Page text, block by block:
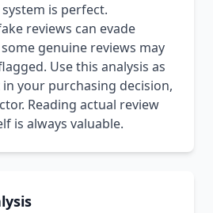
is perfect.
reviews can evade
genuine reviews may
Use this analysis as
your purchasing decision,
Reading actual review
is always valuable.